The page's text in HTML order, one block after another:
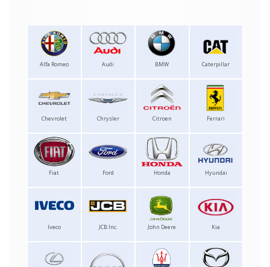
Alfa Romeo Audi BMW Caterpillar
Chevrolet Chrysler Citroen Ferrari
Fiat Ford Honda Hyundai
Iveco JCB Inc. John Deere Kia